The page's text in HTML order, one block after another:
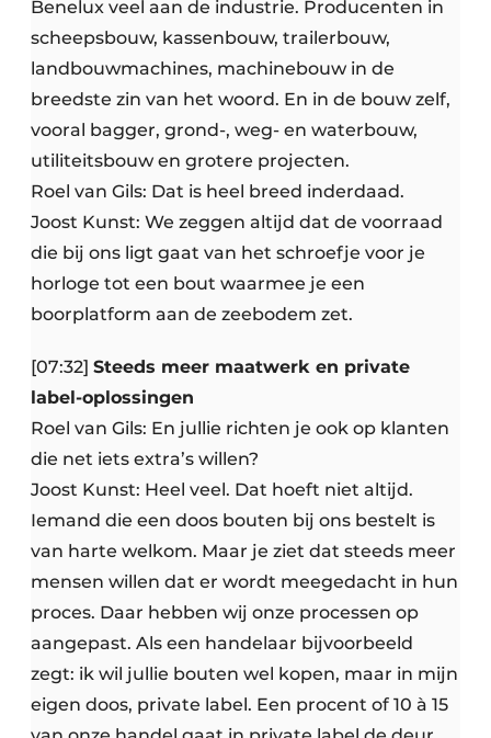
Benelux veel aan de industrie. Producenten in
scheepsbouw, kassenbouw, trailerbouw,
landbouwmachines, machinebouw in de
breedste zin van het woord. En in de bouw zelf,
vooral bagger, grond-, weg- en waterbouw,
utiliteitsbouw en grotere projecten.
Roel van Gils: Dat is heel breed inderdaad.
Joost Kunst: We zeggen altijd dat de voorraad
die bij ons ligt gaat van het schroefje voor je
horloge tot een bout waarmee je een
boorplatform aan de zeebodem zet.
[07:32] Steeds meer maatwerk en private
label-oplossingen
Roel van Gils: En jullie richten je ook op klanten
die net iets extra’s willen?
Joost Kunst: Heel veel. Dat hoeft niet altijd.
Iemand die een doos bouten bij ons bestelt is
van harte welkom. Maar je ziet dat steeds meer
mensen willen dat er wordt meegedacht in hun
proces. Daar hebben wij onze processen op
aangepast. Als een handelaar bijvoorbeeld
zegt: ik wil jullie bouten wel kopen, maar in mijn
eigen doos, private label. Een procent of 10 à 15